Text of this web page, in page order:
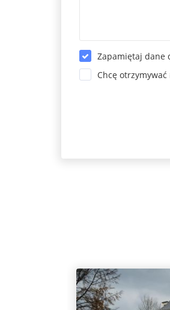
Zapamiętaj dane
Chcę